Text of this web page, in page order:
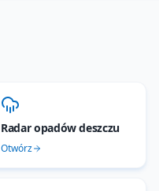
Radar opadów deszczu
Otwórz